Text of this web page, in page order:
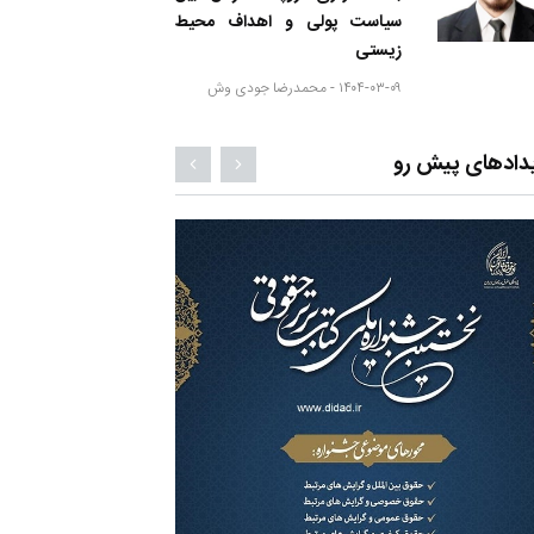
سیاست پولی و اهداف محیط
زیستی
۱۴۰۴-۰۳-۰۹ - محمدرضا جودی وش
پیش رو